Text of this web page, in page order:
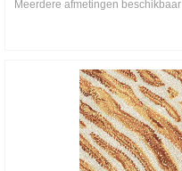
Meerdere afmetingen beschikbaar